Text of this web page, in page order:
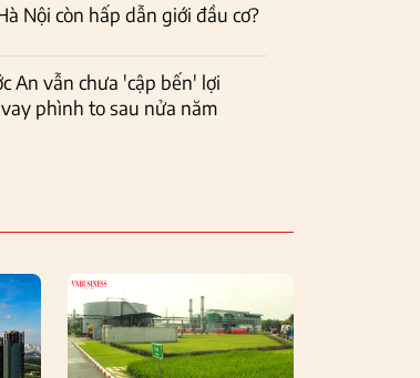
Nội còn hấp dẫn giới đầu cơ?
An vẫn chưa 'cập bến' lợi
phình to sau nửa năm